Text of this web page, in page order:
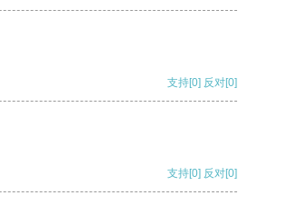
支持[0] 反对[0]
支持[0] 反对[0]